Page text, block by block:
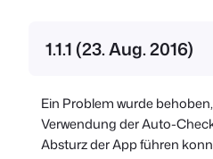
1.1.1 (23. Aug. 2016)
Ein Problem wurde
Verwendung der Auto-
Absturz der App führen